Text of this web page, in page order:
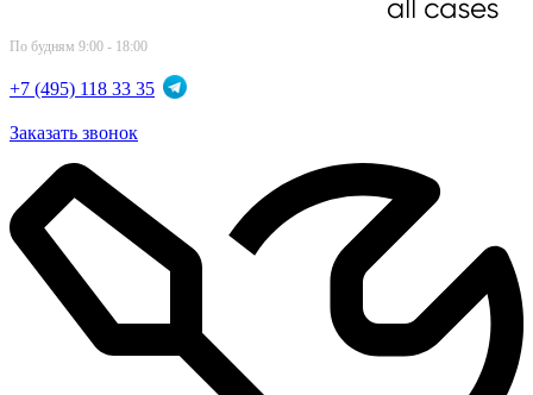
По будням 9:00 - 18:00
+7 (495) 118 33 35
Заказать звонок